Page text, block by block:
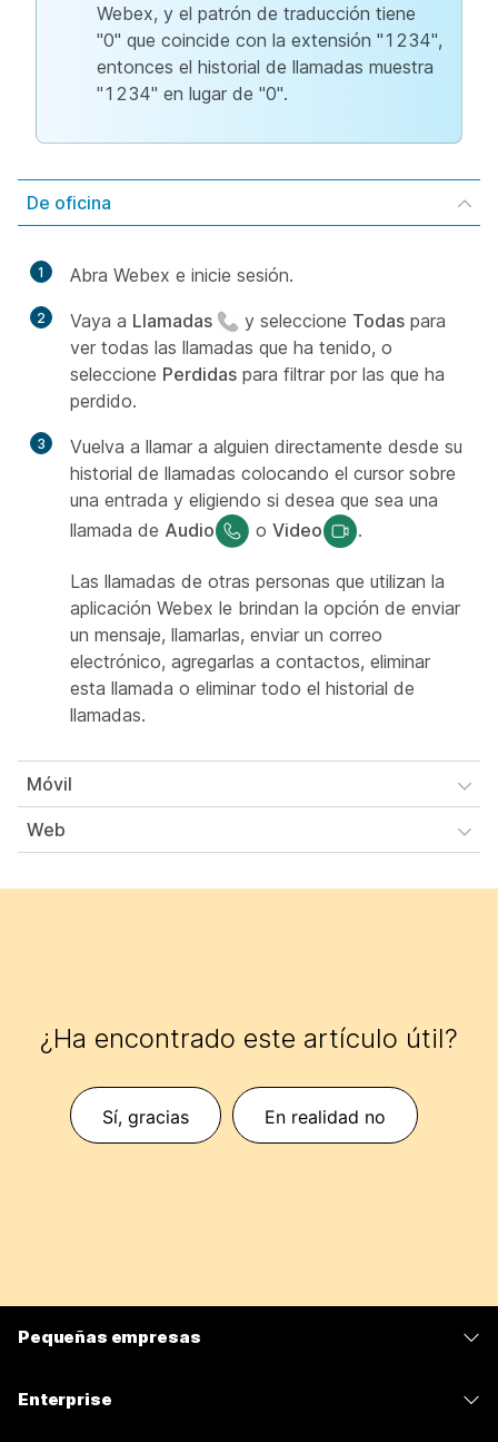
Webex, y el patrón de traducción tiene
"0" que coincide con la extensión "1234",
entonces el historial de llamadas muestra
"1234" en lugar de "0".
De oficina
1 Abra Webex e inicie sesión.
2 Vaya a Llamadas y seleccione Todas para
ver todas las llamadas que ha tenido, o
seleccione Perdidas para filtrar por las que ha
perdido.
3
Vuelva a llamar a alguien directamente desde su
historial de llamadas colocando el cursor sobre
una entrada y eligiendo si desea que sea una
llamada de Audio o Video .
Las llamadas de otras personas que utilizan la
aplicación Webex le brindan la opción de enviar
un mensaje, llamarlas, enviar un correo
electrónico, agregarlas a contactos, eliminar
esta llamada o eliminar todo el historial de
llamadas.
Móvil
Web
¿Ha encontrado este artículo útil?
Sí, gracias En realidad no
Pequeñas empresas
Enterprise